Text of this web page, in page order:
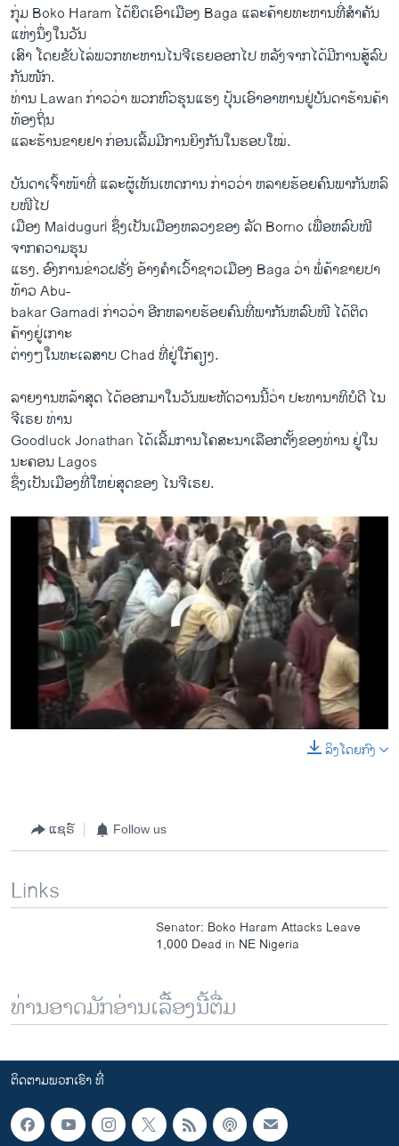
ກຸ່ມ Boko Haram ​ໄດ້ຍຶດ​ເອົາ​ເມືອງ Baga ​ແລະ​ຄ້າຍ​ທະຫານ​ທີ່​ສຳຄັນ​ ​
ແຫ່ງ​ນຶ່ງ​ໃນ​ວັນ​
ເສົາ ໂດຍຂັບ​ໄລ່​ພວກ​ທະຫານ​ໄນ​ຈີ​ເຣຍອອກໄປ ຫລັງ​ຈາກ​ໄດ້​ມີ​ການ​ສູ້​ລົບ​
ກັນ​ໜັກ.
ທ່ານ Lawan ກ່າວ​ວ່າ ພວກ​ຫົວ​ຮຸນ​ແຮງ ປຸ້ນ​ເອົາ​ອາຫານ​ຢູ່ບັນດາ​ຮ້ານ​ຄ້າ​
ທ້ອງຖິ່ນ ​
ແລະ​ຮ້ານ​ຂາຍ​ຢາ ກ່ອນເລີ້ມ​ມີ​ການ​ຍິງ​ກັນ​ໃນ​ຮອບ​ໃໝ່.
ບັນດາ​ເຈົ້າ​ໜ້າ​ທີ່ ​ແລະ​ຜູ້​ເຫັນ​ເຫດການ ກ່າວ​ວ່າ ຫລາຍ​ຮ້ອຍ​ຄົນ​ພາກັນ​ຫລົ​
ບໜີ​ໄປ
​ເມືອງ​ Maiduguri ຊຶ່ງເປັນເມືອງຫລວງ​ຂອງ ລັດ Borno ​ເພື່ອ​ຫລົບໜີ​
ຈາກ​ຄວາມຮຸນ
​ແຮງ. ອົງການ​ຂ່າວ​ຝຣັ່ງ ອ້າງ​ຄຳ​ເວົ້າ​ຊາວ​ເມືອງ Baga ວ່າ ພໍ່ຄ້າ​ຂາຍ​ປາ
ທ້າວ Abu-
bakar Gamadi ກ່າວ​ວ່າ ອີກຫລາຍ​ຮ້ອຍຄົນ​ທີ່​ພາກັນ​ຫລົບໜີ ​ໄດ້​ຕິດ​
ຄ້າງ​ຢູ່​ເກາະ​
ຕ່າງໆ​ໃນທະເລສາບ Chad ທີ່ຢູ່ໃກ້ຄຽງ.
ລາຍ​ງານ​ຫລ້າ​ສຸດ ​ໄດ້​ອອກ​ມາ​ໃນ​ວັນ​ພະຫັດ​ວານ​ນີ້ວ່າ ປະທານາທິບໍດີ ​ໄນ​
ຈີ​ເຣຍ ທ່ານ
Goodluck Jonathan ​ໄດ້​ເລີ້ມການ​ໂຄສະນາ​ເລືອກ​ຕັ້ງ​ຂອງ​ທ່ານ ຢູ່​ໃນ​
ນະຄອນ Lagos
ຊຶ່ງເປັນເມືອງທີ່ໃຫຍ່​ສຸດ​ຂອງ ​ໄນ​ຈີ​ເຣຍ.
byສຽງອາເມຣິກາ ວີໂອເອລາວ
SHARE
No media source currently available
ລິງໂດຍກົງ
ແຊຣ໌ Follow us
Links
Senator: Boko Haram Attacks Leave
1,000 Dead in NE Nigeria
ທ່ານອາດມັກອ່ານເລື້ອງນີ້ຕື່ມ
ຕິດຕາມພວກເຮົາ ທີ່